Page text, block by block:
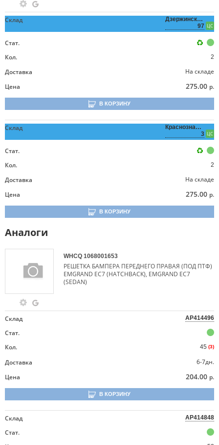
Склад
Дзержинского,
97 ЦС
Стат.
Кол.
2
Доставка
На складе
Цена
275.00 р.
В КОРЗИНУ
Склад
Краснознаменная,
3 ЦС
Стат.
Кол.
2
Доставка
На складе
Цена
275.00 р.
В КОРЗИНУ
Аналоги
WHCQ 1068001653
РЕШЕТКА БАМПЕРА ПЕРЕДНЕГО ПРАВАЯ (ПОД ПТФ)
EMGRAND EC7 (HATCHBACK), EMGRAND EC7
(SEDAN)
Склад AP414496
Стат.
Кол.
45 (3)
Доставка
6-7дн.
Цена
204.00 р.
В КОРЗИНУ
Склад AP414848
Стат.